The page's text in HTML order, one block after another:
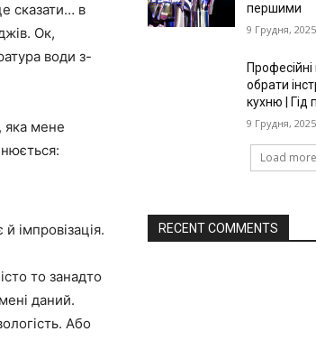
сказати… в
Ок,
води з-
яка мене
імпровізація.
то занадто
даний.
Або
першими
9 Грудня, 2025
обрати
кухню | Гід
9 Грудня, 2025
Load more
RECENT COMMENTS